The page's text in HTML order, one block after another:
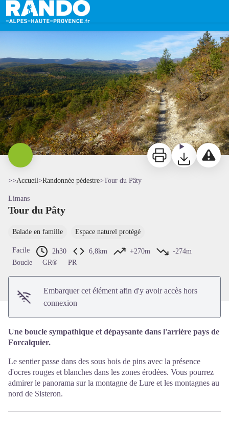
Tour du Pâty
Voir l'image en plein écran
ImprimerTéléchargerSignaler
>>Accueil>Randonnée pédestre>Tour du Pâty
Limans
Tour du Pâty
Balade en famille Espace naturel protégé
Facile 2h30 6,8km +270m
-274m
Boucle
GR® PR
Embarquer cet élément afin d'y avoir accès hors
connexion
Une boucle sympathique et dépaysante dans l'arrière pays de
Forcalquier.
Le sentier passe dans des sous bois de pins avec la présence
d'ocres rouges et blanches dans les zones érodées. Vous pourrez
admirer le panorama sur la montagne de Lure et les montagnes au
nord de Sisteron.